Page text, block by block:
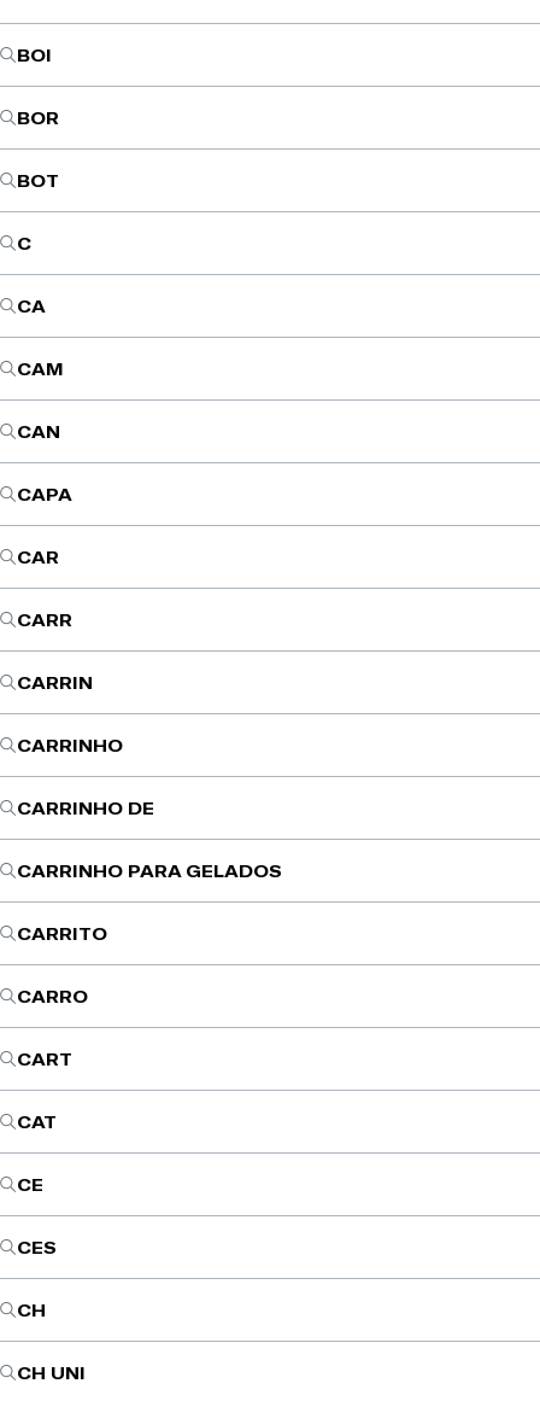
BOI
BOR
BOT
C
CA
CAM
CAN
CAPA
CAR
CARR
CARRIN
CARRINHO
CARRINHO DE
CARRINHO PARA GELADOS
CARRITO
CARRO
CART
CAT
CE
CES
CH
CH UNI